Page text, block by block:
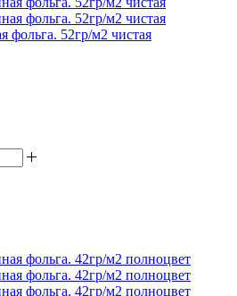
фольга. 52гр/м2 чистая